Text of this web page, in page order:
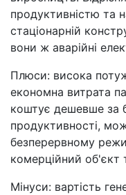
продуктивністю та
стаціонарній
вони ж аварійні
Плюси: висока
економна витрата
коштує дешевше за
продуктивності,
безперервному
комерційний об'єкт
Мінуси: вартість